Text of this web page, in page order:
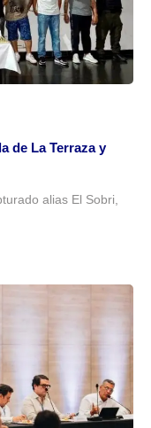
de La Terraza y
alias El Sobri,